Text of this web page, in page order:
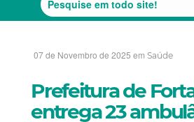
07 de Novembro de 2025 em Saúde
Prefeitura de
entrega 23